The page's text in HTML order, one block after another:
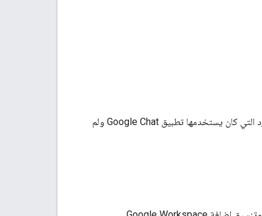
اختياريًا، بعد تحويل تطبيق Google Chat إلى إضافة في Google Workspace، يمكنك إيقاف الموارد التي كان يستخدمها تطبيق Google Chat ولم